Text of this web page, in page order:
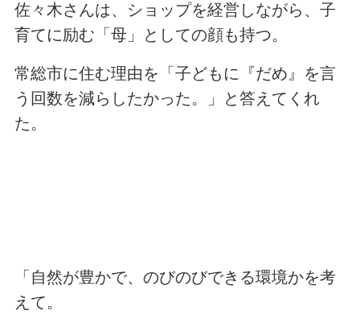
佐々木さんは、ショップを経営しながら、子
育てに励む「母」としての顔も持つ。
常総市に住む理由を「子どもに『だめ』を言
う回数を減らしたかった。」と答えてくれ
た。
「自然が豊かで、のびのびできる環境かを考
えて。